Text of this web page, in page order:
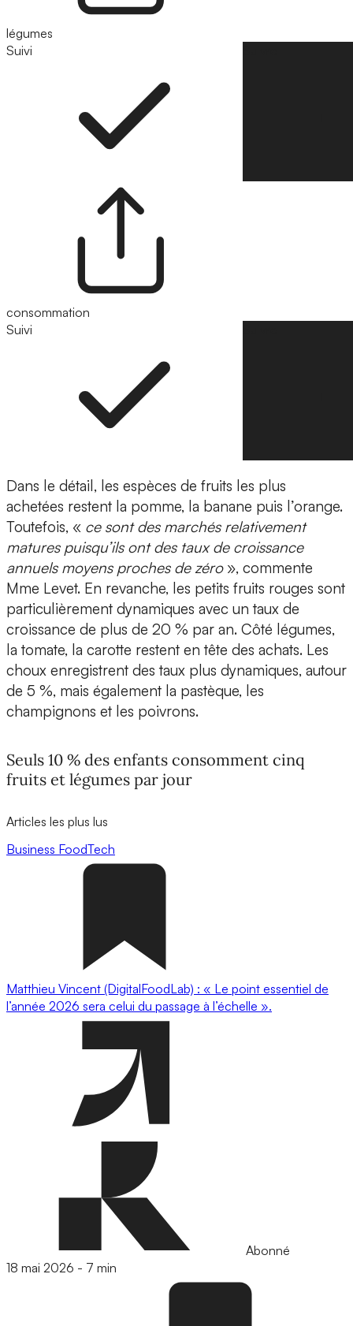
légumes
Suivi
consommation
Suivi
Dans le détail, les espèces de fruits les plus
achetées restent la pomme, la banane puis l’orange.
Toutefois, « ce sont des marchés relativement
matures puisqu’ils ont des taux de croissance
annuels moyens proches de zéro », commente
Mme Levet. En revanche, les petits fruits rouges sont
particulièrement dynamiques avec un taux de
croissance de plus de 20 % par an. Côté légumes,
la tomate, la carotte restent en tête des achats. Les
choux enregistrent des taux plus dynamiques, autour
de 5 %, mais également la pastèque, les
champignons et les poivrons.
Seuls 10 % des enfants consomment cinq
fruits et légumes par jour
Articles les plus lus
Business FoodTech
Matthieu Vincent (DigitalFoodLab) : « Le point essentiel de
l’année 2026 sera celui du passage à l’échelle ».
Abonné
18 mai 2026 - 7 min